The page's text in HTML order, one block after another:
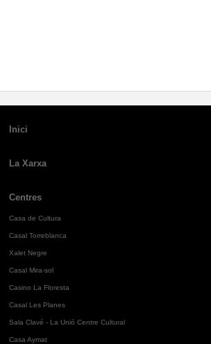
Inici
La Xarxa
Centres
Casa de Cultura
Casal Torreblanca
Xalet Negre
Casal Mira-sol
Casino La Floresta
Casal Les Planes
Sala Clavé - La Unió Centre Cultural
Casa Aymat